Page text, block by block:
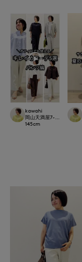
kawahi
岡山天満屋7-IDconcept.
145cm